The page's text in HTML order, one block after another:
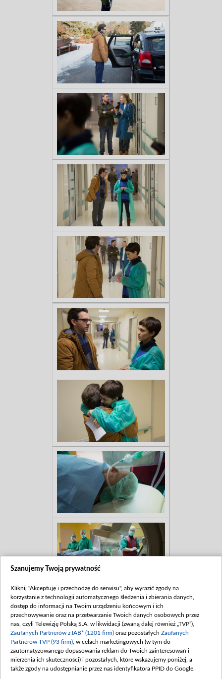
Szanujemy Twoją prywatność
Kliknij "Akceptuję i przechodzę do serwisu", aby wyrazić zgody na
korzystanie z technologii automatycznego śledzenia i zbierania danych,
dostęp do informacji na Twoim urządzeniu końcowym i ich
przechowywanie oraz na przetwarzanie Twoich danych osobowych przez
nas, czyli Telewizję Polską S.A. w likwidacji (zwaną dalej również „TVP”),
Zaufanych Partnerów z IAB* (1201 firm) oraz pozostałych Zaufanych
Partnerów TVP (93 firm) , w celach marketingowych (w tym do
zautomatyzowanego dopasowania reklam do Twoich zainteresowań i
mierzenia ich skuteczności) i pozostałych, które wskazujemy poniżej, a
także zgody na udostępnianie przez nas identyfikatora PPID do Google.